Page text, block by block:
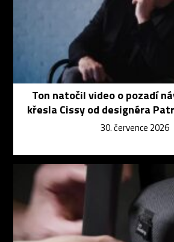
Ton natočil video o pozadí
křesla Cissy od designéra
30. července 2026